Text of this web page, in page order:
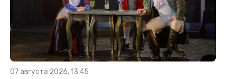
07 августа 2026, 13:45